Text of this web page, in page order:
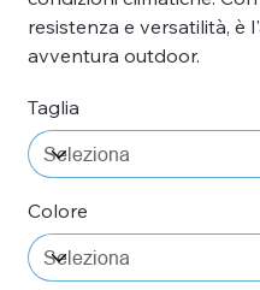
resistenza e versatilità, è
avventura outdoor.
Taglia
Colore